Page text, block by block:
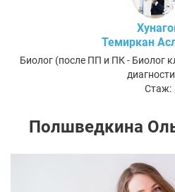
Темиркан
Биолог (после ПП и ПК - Биолог
Стаж:
Полшведкина